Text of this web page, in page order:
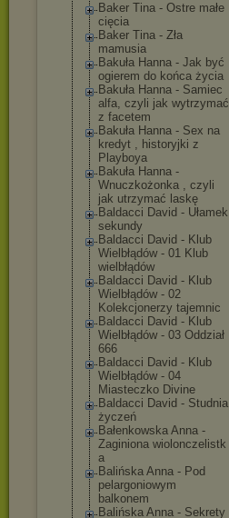
Baker Tina - Ostre małe
cięcia
Baker Tina - Zła
mamusia
Bakuła Hanna - Jak być
ogierem do końca życia
Bakuła Hanna - Samiec
alfa, czyli jak wytrzymać
z facetem
Bakuła Hanna - Sex na
kredyt , historyjki z
Playboya
Bakuła Hanna -
Wnuczkożonka , czyli
jak utrzymać laskę
Baldacci David - Ułamek
sekundy
Baldacci David - Klub
Wielbłądów - 01 Klub
wielbłądów
Baldacci David - Klub
Wielbłądów - 02
Kolekcjonerzy tajemnic
Baldacci David - Klub
Wielbłądów - 03 Oddział
666
Baldacci David - Klub
Wielbłądów - 04
Miasteczko Divine
Baldacci David - Studnia
życzeń
Bałenkowska Anna -
Zaginiona wiolonczelistk
a
Balińska Anna - Pod
pelargoniowym
balkonem
Balińska Anna - Sekrety